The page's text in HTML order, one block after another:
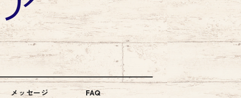
メッセージ FAQ